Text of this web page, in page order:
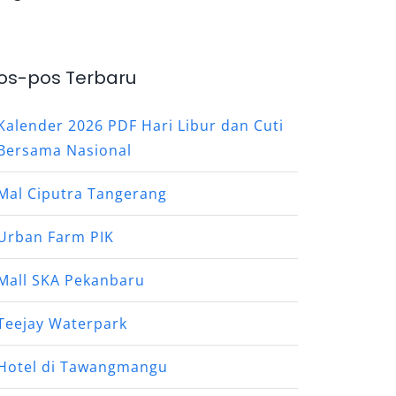
pos Terbaru
2026 PDF Hari Libur dan Cuti
Nasional
Ciputra Tangerang
Farm PIK
SKA Pekanbaru
Waterpark
di Tawangmangu